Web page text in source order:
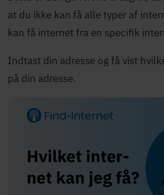
at du ikke kan få alle typer af
kan få internet fra en specifik
Indtast din adresse og få vist
på din adresse.